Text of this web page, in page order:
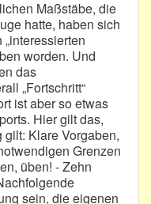
Maßstäbe, die
hatte, haben sich
worden. Und
das
„Fortschritt“
ist aber so etwas
Hier gilt das,
Klare Vorgaben,
Grenzen
üben! - Zehn
sein, die eigenen